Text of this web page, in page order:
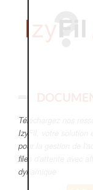
Téléchargez nos
IzyFil, votre solution
pour la gestion de
files d'attente avec
dynamique